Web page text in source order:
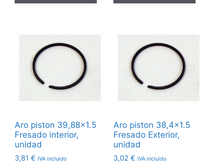
Aro piston 39,88×1.5
Fresado interior,
unidad
3,81 € IVA incluido
Aro piston 38,4×1.5
Fresado Exterior,
unidad
3,02 € IVA incluido